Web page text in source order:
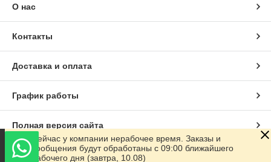
О нас
Контакты
Доставка и оплата
График работы
Полная версия сайта
Сайт создан на маркетплейсеSatu.kz
Сейчас у компании нерабочее время. Заказы и
сообщения будут обработаны с 09:00 ближайшего
рабочего дня (завтра, 10.08)